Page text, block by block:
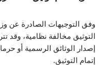
وفق التوجيهات الصادرة عن
التوثيق مخالفة نظامية، وقد
إصدار الوثائق الرسمية أو
إتمام التوثيق.